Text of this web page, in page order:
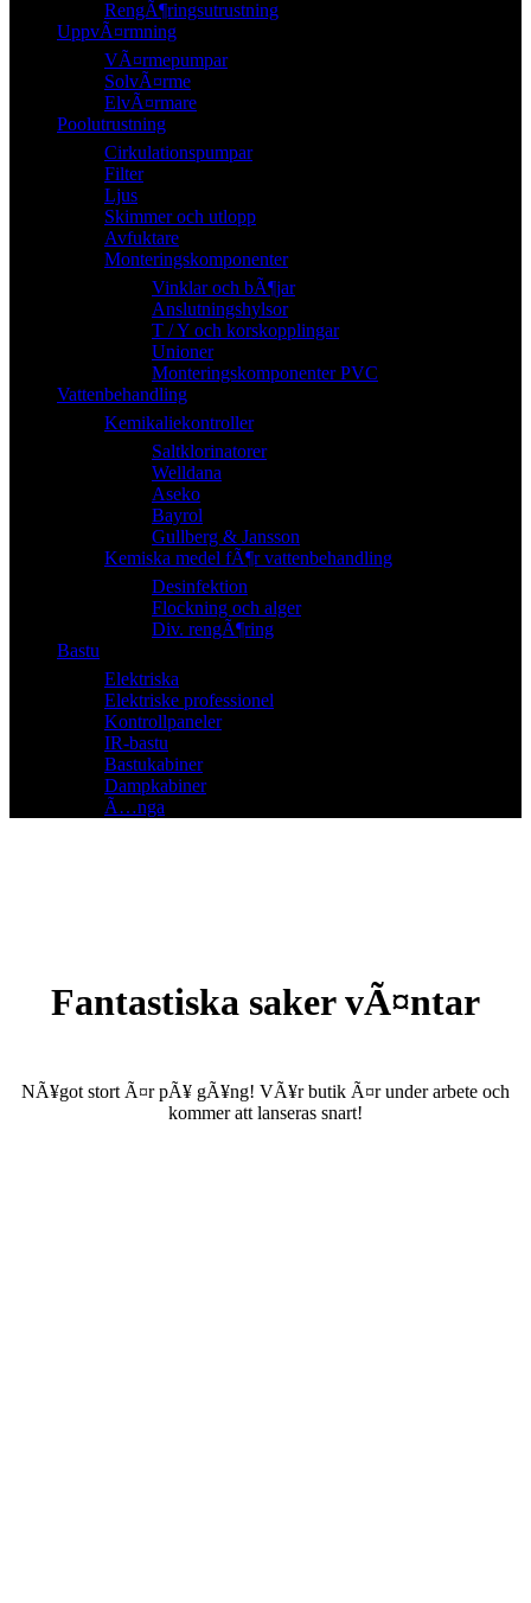
RengÃ¶ringsutrustning
UppvÃ¤rmning
VÃ¤rmepumpar
SolvÃ¤rme
ElvÃ¤rmare
Poolutrustning
Cirkulationspumpar
Filter
Ljus
Skimmer och utlopp
Avfuktare
Monteringskomponenter
Vinklar och bÃ¶jar
Anslutningshylsor
T / Y och korskopplingar
Unioner
Monteringskomponenter PVC
Vattenbehandling
Kemikaliekontroller
Saltklorinatorer
Welldana
Aseko
Bayrol
Gullberg & Jansson
Kemiska medel fÃ¶r vattenbehandling
Desinfektion
Flockning och alger
Div. rengÃ¶ring
Bastu
Elektriska
Elektriske professionel
Kontrollpaneler
IR-bastu
Bastukabiner
Dampkabiner
Ã…nga
Fantastiska saker vÃ¤ntar
NÃ¥got stort Ã¤r pÃ¥ gÃ¥ng! VÃ¥r butik Ã¤r under arbete och
kommer att lanseras snart!